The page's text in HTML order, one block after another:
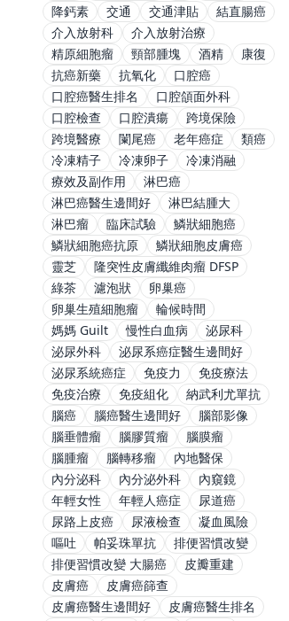
降鈣素
交通 交通津貼
結直腸癌
介入放射科
介入放射治療
精原細胞瘤
頸部腫塊 酒精
康復
抗癌新藥
抗氧化
口腔癌
口腔癌醫生排名
口腔頜面外科
口腔檢查
口腔潰瘍
跨境保險
跨境醫療
闌尾癌 老年癌症
類癌
冷凍精子
冷凍卵子
冷凍消融
療效及副作用
淋巴癌
淋巴癌醫生邊間好
淋巴結腫大
淋巴瘤
臨床試驗
鱗狀細胞癌
鱗狀細胞癌抗原
鱗狀細胞皮膚癌
靈芝
隆突性皮膚纖維肉瘤 DFSP
綠茶
濾泡狀
卵巢癌
卵巢生殖細胞瘤
輪候時間
媽媽 Guilt
慢性白血病
泌尿科
泌尿外科
泌尿系癌症醫生邊間好
泌尿系統癌症
免疫力
免疫療法
免疫治療
免疫組化
納武利尤單抗
腦癌
腦癌醫生邊間好
腦部影像
腦垂體瘤
腦膠質瘤
腦膜瘤
腦腫瘤
腦轉移瘤
內地醫保
內分泌科
內分泌外科
內窺鏡
年輕女性
年輕人癌症
尿道癌
尿路上皮癌
尿液檢查
凝血風險
嘔吐
帕妥珠單抗
排便習慣改變
排便習慣改變 大腸癌
皮瓣重建
皮膚癌
皮膚癌篩查
皮膚癌醫生邊間好
皮膚癌醫生排名